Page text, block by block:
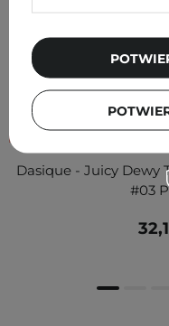
PROMOCJA
Dasique - Juicy Dewy
#03